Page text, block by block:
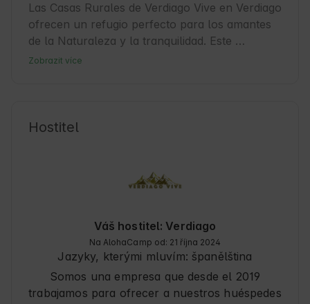
Las Casas Rurales de Verdiago Vive en Verdiago
ofrecen un refugio perfecto para los amantes
de la Naturaleza y la tranquilidad. Este
encantador pueblo en la provincia de León
proximidad a rutas de senderismo que permiten
para descubrir la cultura local y disfrutar de la
Zobrazit více
Hostitel
Váš hostitel: Verdiago
Na AlohaCamp od: 21 října 2024
Jazyky, kterými mluvím: španělština
Somos una empresa que desde el 2019
trabajamos para ofrecer a nuestros huéspedes